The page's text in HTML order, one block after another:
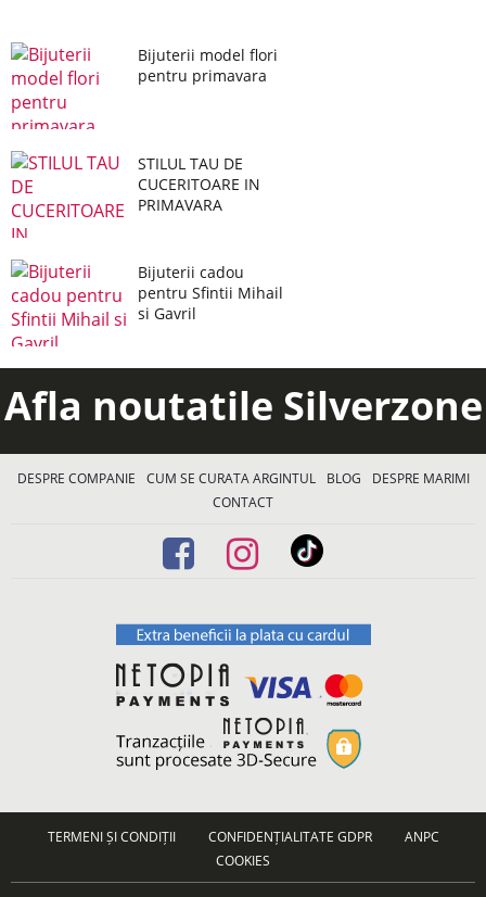
Bijuterii model flori
pentru primavara
STILUL TAU DE
CUCERITOARE IN
PRIMAVARA
Bijuterii cadou
pentru Sfintii Mihail
si Gavril
Afla noutatile Silverzone
DESPRE COMPANIE CUM SE CURATA ARGINTUL BLOG
DESPRE MARIMI
CONTACT
TERMENI ȘI CONDIȚII CONFIDENȚIALITATE GDPR
ANPC
COOKIES